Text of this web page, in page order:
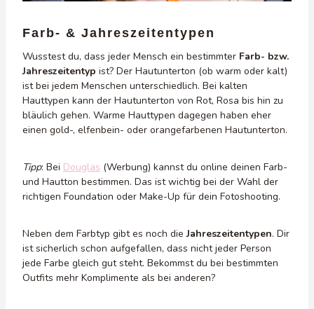
Farb- & Jahreszeitentypen
Wusstest du, dass jeder Mensch ein bestimmter Farb- bzw.
Jahreszeitentyp ist? Der Hautunterton (ob warm oder kalt)
ist bei jedem Menschen unterschiedlich. Bei kalten
Hauttypen kann der Hautunterton von Rot, Rosa bis hin zu
bläulich gehen. Warme Hauttypen dagegen haben eher
einen gold-, elfenbein- oder orangefarbenen Hautunterton.
Tipp: Bei Douglas (Werbung) kannst du online deinen Farb-
und Hautton bestimmen. Das ist wichtig bei der Wahl der
richtigen Foundation oder Make-Up für dein Fotoshooting.
Neben dem Farbtyp gibt es noch dieJahreszeitentypen. Dir
ist sicherlich schon aufgefallen, dass nicht jeder Person
jede Farbe gleich gut steht. Bekommst du bei bestimmten
Outfits mehr Komplimente als bei anderen?